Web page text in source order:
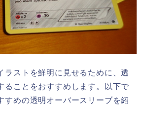
ラストを鮮明に見せるために、透
ることをおすすめします。以下で
すめの透明オーバースリーブを紹